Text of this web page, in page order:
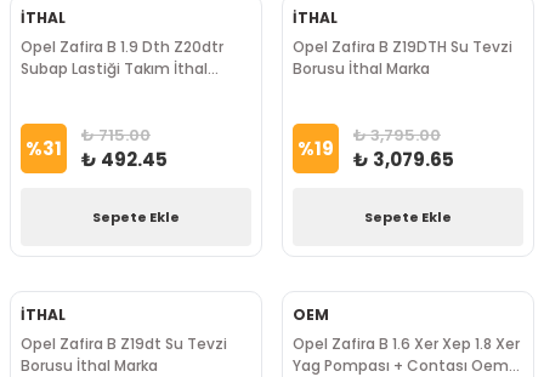
İTHAL
Opel Zafira B 1.9 Dth Z20dtr
Subap Lastiği Takım İthal
%31 ₺ 715.00
₺ 492.45
Sepete Ekle
İTHAL
Opel Zafira B Z19DTH Su Tevzi
Borusu İthal Marka
%19 ₺ 3,795.00
₺ 3,079.65
Sepete Ekle
İTHAL
Opel Zafira B Z19dt Su Tevzi
Borusu İthal Marka
OEM
Opel Zafira B 1.6 Xer Xep 1.8 Xer
Yag Pompası + Contası Oem